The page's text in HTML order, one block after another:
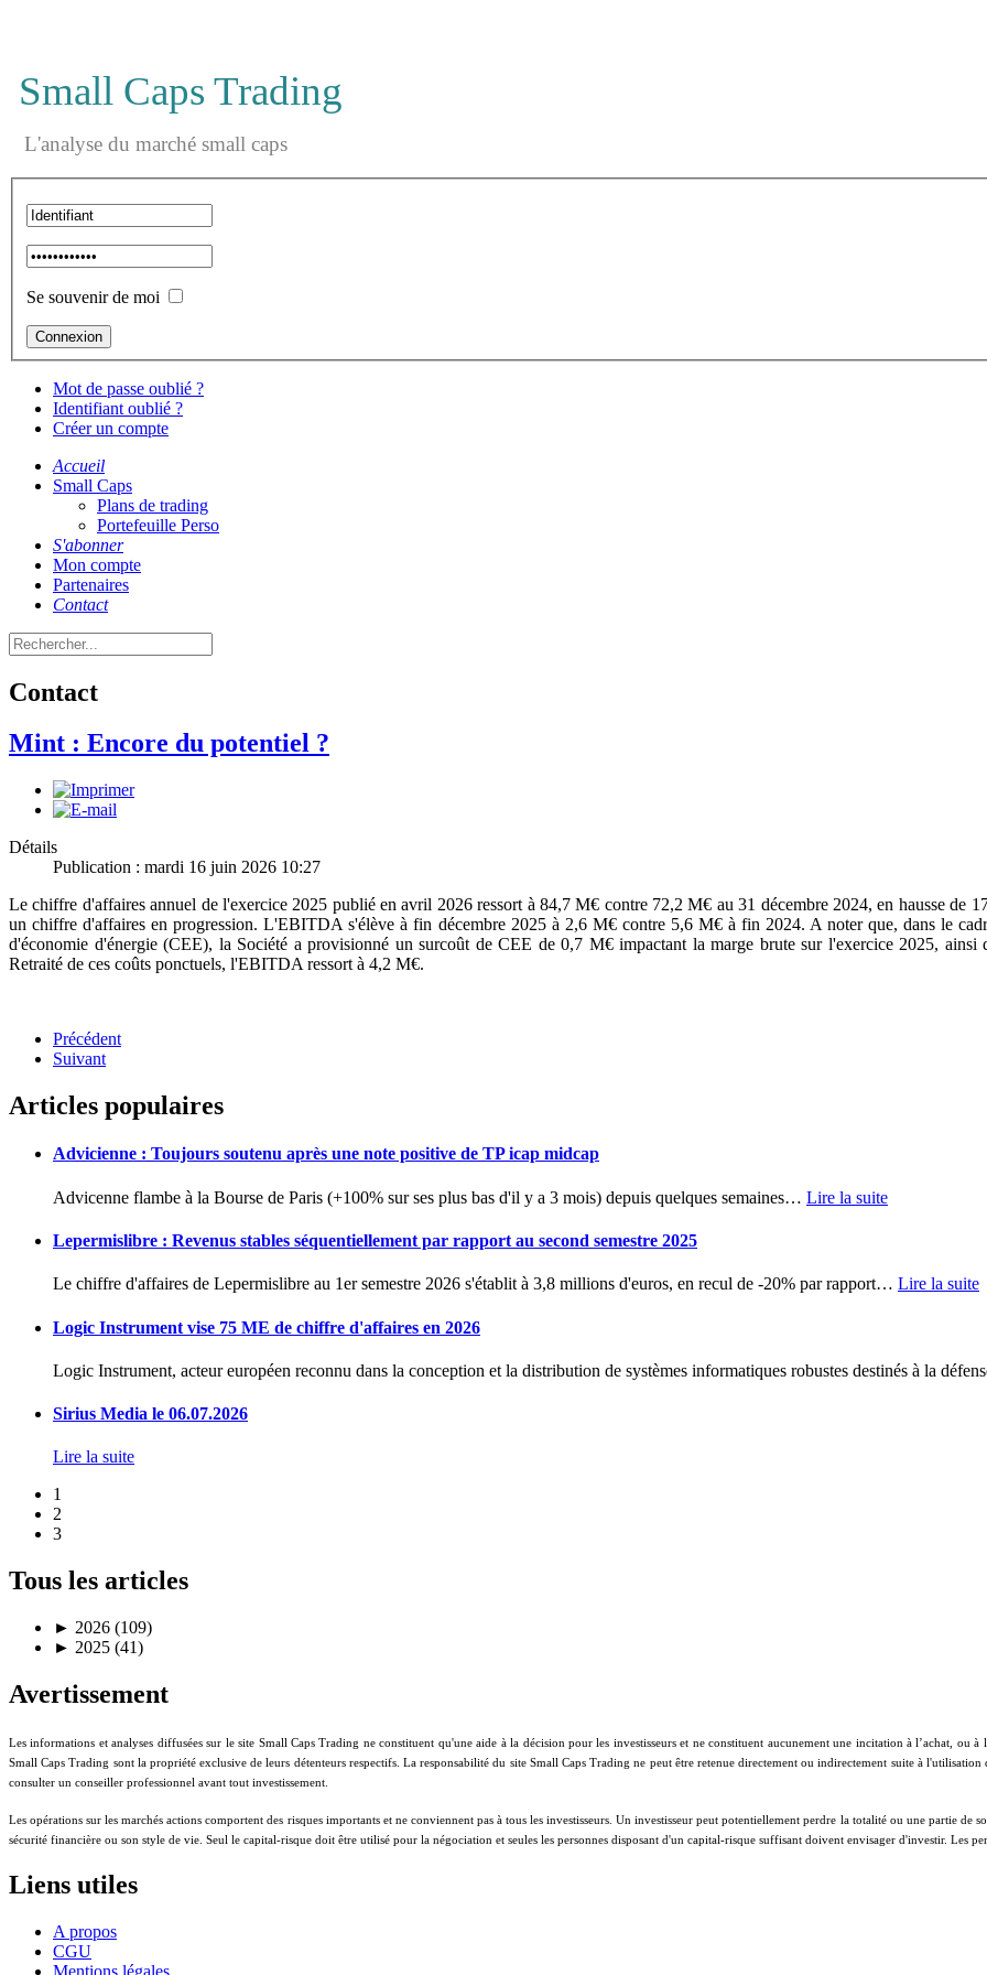
Small Caps Trading
L'analyse du marché small caps
Se souvenir de moi
Mot de passe oublié ?
Identifiant oublié ?
Créer un compte
Accueil
Small Caps
Plans de trading
Portefeuille Perso
S'abonner
Mon compte
Partenaires
Contact
Contact
Mint : Encore du potentiel ?
Détails
Publication : mardi 16 juin 2026 10:27
Le chiffre d'affaires annuel de l'exercice 2025 publié en avril 2026 ressort à 84,7 M€ contre 72,2 M€ au 31 décembre 2024, en hausse de
un chiffre d'affaires en progression. L'EBITDA s'élève à fin décembre 2025 à 2,6 M€ contre 5,6 M€ à fin 2024. A noter que, dans le
d'économie d'énergie (CEE), la Société a provisionné un surcoût de CEE de 0,7 M€ impactant la marge brute sur l'exercice 2025,
Retraité de ces coûts ponctuels, l'EBITDA ressort à 4,2 M€.
Précédent
Suivant
Articles populaires
Advicienne : Toujours soutenu après une note positive de TP icap midcap
Advicenne flambe à la Bourse de Paris (+100% sur ses plus bas d'il y a 3 mois) depuis quelques semaines… Lire la suite
Lepermislibre : Revenus stables séquentiellement par rapport au second semestre 2025
Le chiffre d'affaires de Lepermislibre au 1er semestre 2026 s'établit à 3,8 millions d'euros, en recul de -20% par rapport… Lire la suite
Logic Instrument vise 75 ME de chiffre d'affaires en 2026
Logic Instrument, acteur européen reconnu dans la conception et la distribution de systèmes informatiques robustes destinés à la
Sirius Media le 06.07.2026
Lire la suite
1
2
3
Tous les articles
► 2026 (109)
► 2025 (41)
Avertissement
Les informations et analyses diffusées sur le site Small Caps Trading ne constituent qu'une aide à la décision pour les investisseurs et ne constituent aucunement une incitation à l’achat, ou
Small Caps Trading sont la propriété exclusive de leurs détenteurs respectifs. La responsabilité du site Small Caps Trading ne peut être retenue directement ou indirectement suite à
consulter un conseiller professionnel avant tout investissement.
Les opérations sur les marchés actions comportent des risques importants et ne conviennent pas à tous les investisseurs. Un investisseur peut potentiellement perdre la totalité ou une partie
sécurité financière ou son style de vie. Seul le capital-risque doit être utilisé pour la négociation et seules les personnes disposant d'un capital-risque suffisant doivent envisager d'investir. Les
Liens utiles
A propos
CGU
Mentions légales